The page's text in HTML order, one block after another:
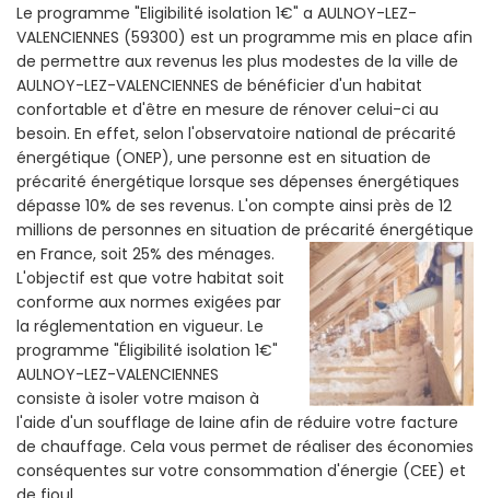
Le programme "Eligibilité isolation 1€" a AULNOY-LEZ-
VALENCIENNES (59300) est un programme mis en place afin
de permettre aux revenus les plus modestes de la ville de
AULNOY-LEZ-VALENCIENNES de bénéficier d'un habitat
confortable et d'être en mesure de rénover celui-ci au
besoin. En effet, selon l'observatoire national de précarité
énergétique (ONEP), une personne est en situation de
précarité énergétique lorsque ses dépenses énergétiques
dépasse 10% de ses revenus. L'on compte ainsi près de 12
millions de personnes en situation de précarité énergétique
en France, soit 25% des ménages.
L'objectif est que votre habitat soit
conforme aux normes exigées par
la réglementation en vigueur. Le
programme "Éligibilité isolation 1€"
AULNOY-LEZ-VALENCIENNES
consiste à isoler votre maison à
l'aide d'un soufflage de laine afin de réduire votre facture
de chauffage. Cela vous permet de réaliser des économies
conséquentes sur votre consommation d'énergie (CEE) et